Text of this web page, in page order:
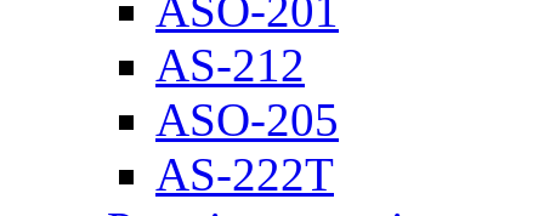
ASO-201
AS-212
ASO-205
AS-222T